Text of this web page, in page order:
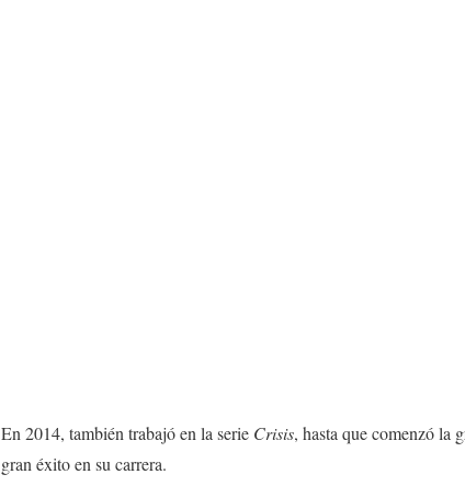
En 2014, también trabajó en la serie Crisis, hasta que comenzó la
gran éxito en su carrera.